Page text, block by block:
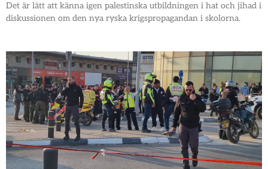
Det är lätt att känna igen palestinska utbildningen i hat och jihad i
diskussionen om den nya ryska krigspropagandan i skolorna.